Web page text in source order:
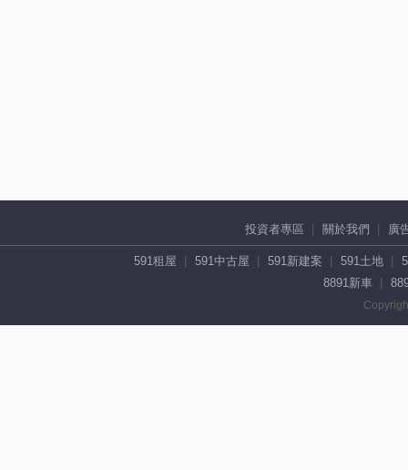
投資者專區 關於我們 廣
591租屋 591中古屋 591新建案 591土地
8891新車